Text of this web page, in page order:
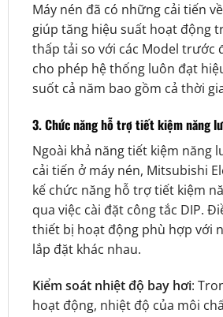
Máy nén đã có những cải tiến
giúp tăng hiệu suất hoạt động
thấp tải so với các Model trước
cho phép hệ thống luôn đạt
suốt cả năm bao gồm cả thời
3. Chức năng hỗ trợ tiết kiệm năng
Ngoài khả năng tiết kiệm năng
cải tiến ở máy nén, Mitsubishi
kế chức năng hỗ trợ tiết kiệm
qua việc cài đặt công tắc DIP.
thiết bị hoạt động phù hợp với
lắp đặt khác nhau.
Kiểm soát nhiệt độ bay hơi:
hoạt động, nhiệt độ của môi